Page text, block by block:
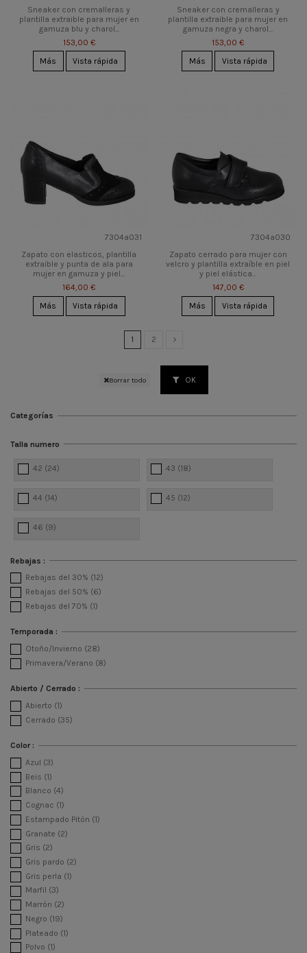
Sneaker con cremalleras y
plantilla extraible para mujer en
gamuza blu y charol...
153,00 €
Más
Vista rápida
Sneaker con cremalleras y
plantilla extraible para mujer en
gamuza negra y charol...
153,00 €
Más
Vista rápida
7304a031
Zapato con elasticos, plantilla
extraible y punta de ala para
mujer en gamuza y piel...
164,00 €
Más
Vista rápida
7304a030
Zapato cerrado para mujer con
velcro y plantilla extraíble en piel
y piel elástica...
147,00 €
Más
Vista rápida
1 2
Borrar todo OK
Categorías
Talla numero
42 (24) 43 (18)
44 (14) 45 (12)
46 (9)
Rebajas :
Rebajas del 30% (12)
Rebajas del 50% (6)
Rebajas del 70% (1)
Temporada :
Otoño/Invierno (28)
Primavera/Verano (8)
Abierto / Cerrado :
Abierto (1)
Cerrado (35)
Color :
Azul (3)
Beis (1)
Blanco (4)
Cognac (1)
Estampado Pitón (1)
Granate (2)
Gris (2)
Gris pardo (2)
Gris perla (1)
Marfil (3)
Marrón (2)
Negro (19)
Plateado (1)
Polvo (1)